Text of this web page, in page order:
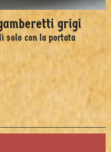
grigi
solo con la portata